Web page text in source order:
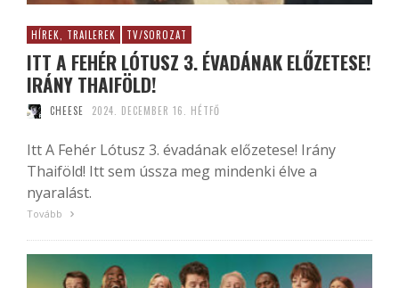
HÍREK, TRAILEREK TV/SOROZAT
ITT A FEHÉR LÓTUSZ 3. ÉVADÁNAK ELŐZETESE!
IRÁNY THAIFÖLD!
CHEESE 2024. DECEMBER 16. HÉTFŐ
Itt A Fehér Lótusz 3. évadának előzetese! Irány
Thaiföld! Itt sem ússza meg mindenki élve a
nyaralást.
Tovább